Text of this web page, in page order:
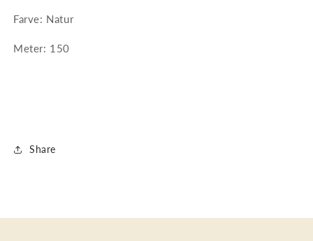
Farve: Natur
Meter: 150
Share